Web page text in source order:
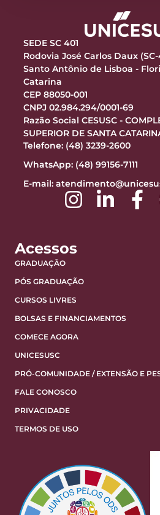
SEDE SC 401
Rodovia José Carlos Daux (SC-
Santo Antônio de Lisboa -
Catarina
CEP 88050-001
CNPJ 02.984.294/0001-69
Razão Social CESUSC -
SUPERIOR DE SANTA
Telefone: (48) 3239-2600
WhatsApp: (48) 99156-7111
E-mail:
Acessos
GRADUAÇÃO
PÓS GRADUAÇÃO
CURSOS LIVRES
BOLSAS E FINANCIAMENTOS
COMECE AGORA
UNICESUSC
PRÓ-COMUNIDADE / EXTENSÃO E
FALE CONOSCO
PRIVACIDADE
TERMOS DE USO